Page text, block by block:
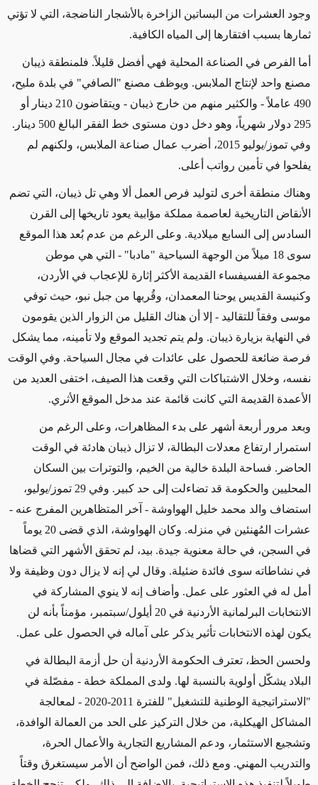
وجود العشرات من البساتين الزاخرة بالأشجار الناضجة، التي لا تؤتي
ثمارها بسبب افتقارها إلى المياه الكافية.
أما الفرص في الصناعة المحلية فهي أفضل قليلاً. فلمنطقة ذيبان
مصنع واحد لإنتاج الملابس. ويوظف مصنع "الصافي" في بلدة مليح،
490 عاملاً - والكثير منهم من خارج ذيبان - ويتقاضون 210 دينار أو
295 دولار شهرياً، وهو دخل دون مستوى خط الفقر البالغ 500 دينار.
وفي تموز/يوليو 2015، أضرب عمال صناعة الملابس، ولكنهم لم
يفلحوا في تأمين رواتب أعلى.
وهناك منطقة أخرى لتوليد فرص العمل ألا وهي تل ذيبان، التي تضم
الأنقاض التاريخية لعاصمة مملكة مؤابية يعود تاريخها إلى القرن
السادس إلى السابع ميلادية. وعلى الرغم من عدم بُعد هذا الموقع
سوى 18 ميلاً من الوجهة السياحية "مادبا" - التي هي موطن
مجموعة الفسيفساء القديمة الأكثر إثارة للإعجاب في الأردن،
وكنيسة القديس يوحنا المعمدان، وقُربها من جبل نبو، حيث توفي
موسى وفقاً للتقاليد - إلا أن هناك القليل من الزوار الذين يقومون
في النهاية بزيارة ذيبان. ولم يتم تجديد الموقع ولا تأمينه، مما يشكل
فرصة ضائعة للحصول على عائدات في مجال السياحة. وفي الوقت
نفسه، وخلال الاشتباكات التي وقعت هذا الصيف، اختفى العديد من
الأعمدة القديمة التي كانت قائمة عند مدخل الموقع الأثري.
وبعد مرور أربعة أشهر على بدء المظاهرات، وعلى الرغم من
استمرار ارتفاع معدلات البطالة، لا تزال ذيبان هادئة في الوقت
الحاضر. فساحة البلدة خالية من الخيم، والتوترات بين السكان
المحليين والحكومة قد تضاءلت إلى حد كبير. وفي 29 تموز/يوليو،
استضاف والد محمد خليل الهواوشة - آخر المتظاهرين المفرج عنه -
عشرات المُهنئين في منزله. وكان الهواوشة، الذي قضى 20 يوماً
في السجن، في حالة معنوية جيدة. بيد، لم تحقق الأشهر التي قضاها
في نشاطاته سوى فائدة ضئيلة. وقال لي إنه لا يزال دون وظيفة ولا
أمل له في العثور على عمل. وأضاف إنه لا ينوي المشاركة في
الانتخابات البرلمانية الأردنية في 20 أيلول/سبتمبر، مؤمناً بأنه لن
يكون لهذه الانتخابات تأثير يذكر على آماله في الحصول على عمل.
ولحسن الحظ، تعترف الحكومة الأردنية أن حل أزمة البطالة في
البلاد يشكّل أولوية بالنسبة لها. ولدى المملكة خطة - مفصّلة في
"الاستراتيجية الوطنية للتشغيل" للفترة 2011-2020 - لمعالجة
المشاكل الهيكلية، من خلال التركيز على الحد من العمالة الوافدة،
وتشجيع الاستثمار، ودعم المشاريع التجارية والأعمال الحرة،
والتدريب المهني. ومع ذلك، فمن الواضح أن الأمر سيستغرق وقتاً